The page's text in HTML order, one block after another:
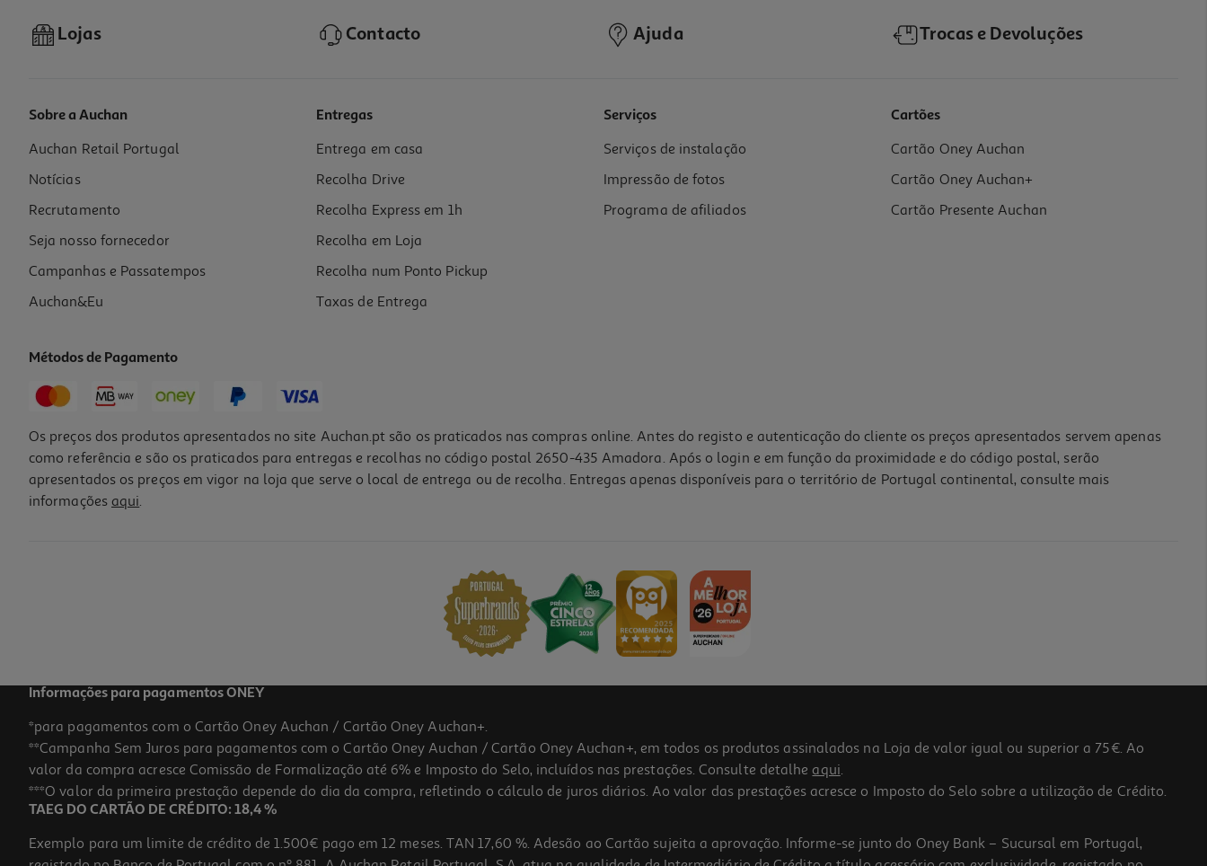
Creme A-Derma Maos E Unhas 50ml
167.4 €/Lt
8,37 €
Lojas Contacto Ajuda Trocas e Devoluções
Sobre a Auchan
Auchan Retail Portugal
Notícias
Recrutamento
Seja nosso fornecedor
Campanhas e Passatempos
Auchan&Eu
Entregas
Entrega em casa
Recolha Drive
Recolha Express em 1h
Recolha em Loja
Recolha num Ponto Pickup
Taxas de Entrega
Serviços
Serviços de instalação
Impressão de fotos
Programa de afiliados
Cartões
Cartão Oney Auchan
Cartão Oney Auchan+
Cartão Presente Auchan
Métodos de Pagamento
Os preços dos produtos apresentados no site Auchan.pt são os praticados nas compras online. Antes do registo e autenticação do cliente os preços apresentados servem apenas
como referência e são os praticados para entregas e recolhas no código postal 2650-435 Amadora. Após o login e em função da proximidade e do código postal, serão
apresentados os preços em vigor na loja que serve o local de entrega ou de recolha. Entregas apenas disponíveis para o território de Portugal continental, consulte mais
informações aqui.
Informações para pagamentos ONEY
*para pagamentos com o Cartão Oney Auchan / Cartão Oney Auchan+.
**Campanha Sem Juros para pagamentos com o Cartão Oney Auchan / Cartão Oney Auchan+, em todos os produtos assinalados na Loja de valor igual ou superior a 75€. Ao
valor da compra acresce Comissão de Formalização até 6% e Imposto do Selo, incluídos nas prestações. Consulte detalhe aqui.
***O valor da primeira prestação depende do dia da compra, refletindo o cálculo de juros diários. Ao valor das prestações acresce o Imposto do Selo sobre a utilização de Crédito.
TAEG DO CARTÃO DE CRÉDITO: 18,4 %
Exemplo para um limite de crédito de 1.500€ pago em 12 meses. TAN 17,60 %. Adesão ao Cartão sujeita a aprovação. Informe-se junto do Oney Bank – Sucursal em Portugal,